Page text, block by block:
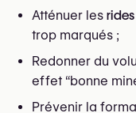
Atténuer les
trop marqués ;
Redonner du
effet “bonne
Prévenir la